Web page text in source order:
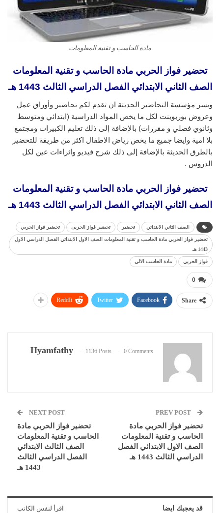
مادة الحاسب و تقنية المعلومات
تحضير فواز الحربي مادة الحاسب و تقنية المعلومات
الصف الثاني الابتدائي الفصل الدراسي الثالث 1443 هـ
ويسر مؤسسة التحاضير الحديثة ان تقدم لكم تحاضير وأوراق عمل
وعروض بوربوينت لكل ما يخص المواد الدراسية (ابتدائي ومتوسط
وثانوي فصلي و مقررات) بالإضافة إلى ذلك تعليم الكبيرات ومجتمع
بلا امية وايضا جميع ما يخص رياض الاطفال اكثر من طريقة للتحضير
بالطرق الحديثة بالإضافة إلى ذلك شرح فيديو واثراءات عين لكل
الدروس .
تحضير فواز الحربي مادة الحاسب و تقنية المعلومات
الصف الثاني الابتدائي الفصل الدراسي الثالث 1443 هـ
الصف الثاني الابتدائي تحضير تحضير فواز الحربى تحضير فواز الحربي
تحضير فواز الحربي مادة الحاسب و تقنية المعلومات الصف الاول الابتدائي الفصل الدراسي الاول
1443 هـ
فواز الحربي مادة الحاسب الالى
0
Share
Facebook
Twitter
ReddIt
Hyamfathy 1136 Posts 0 Comments
تحضير فواز الحربي مادة
الحاسب و تقنية المعلومات
الصف الاول الابتدائي الفصل
الدراسي الثالث 1443 هـ
NEXT POST
تحضير فواز الحربي مادة
الحاسب و تقنية المعلومات
الصف الثالث الابتدائي
الفصل الدراسي الثالث
1443 هـ
قد يعجبك ايضا اقرأ لنفس الكاتب